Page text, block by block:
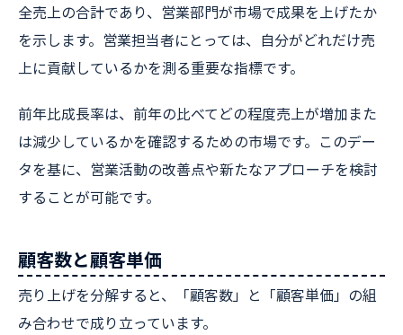
全売上の合計であり、営業部門が市場で成果を上げたか
を示します。営業担当者にとっては、自分がどれだけ売
上に貢献しているかを測る重要な指標です。
前年比成長率は、前年の比べてどの程度売上が増加また
は減少しているかを確認するための市場です。このデー
タを基に、営業活動の改善点や新たなアプローチを検討
することが可能です。
顧客数と顧客単価
売り上げを分解すると、「顧客数」と「顧客単価」の組
み合わせで成り立っています。